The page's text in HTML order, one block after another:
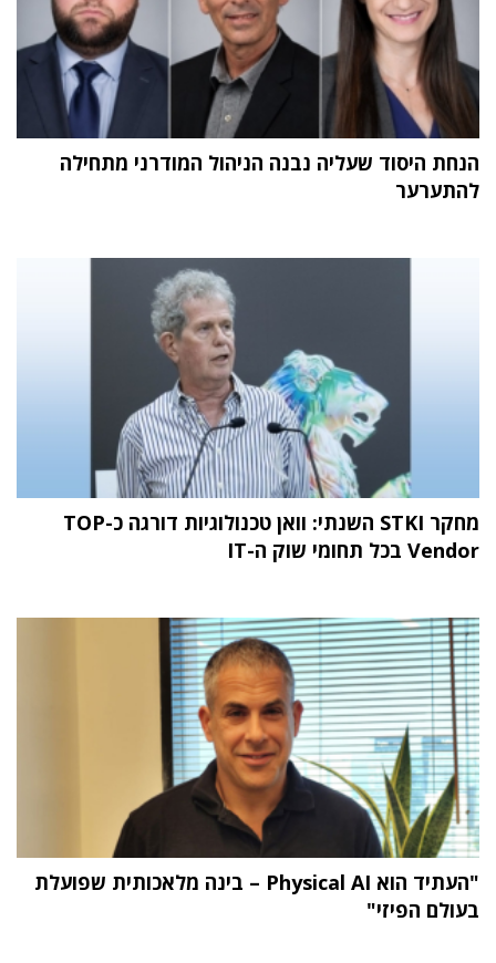
הנחת היסוד שעליה נבנה הניהול המודרני מתחילה
להתערער
מחקר STKI השנתי: וואן טכנולוגיות דורגה כ-TOP
Vendor בכל תחומי שוק ה-IT
"העתיד הוא Physical AI – בינה מלאכותית שפועלת
בעולם הפיזי"